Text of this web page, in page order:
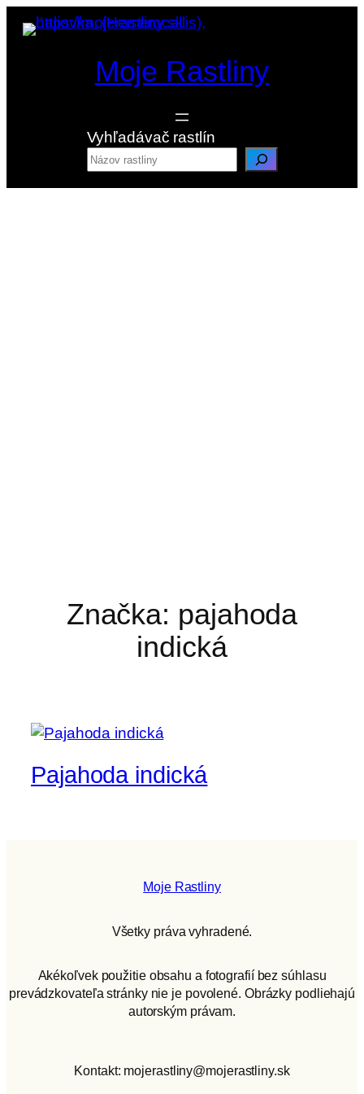
Prejsť
na
Moje Rastliny
Vyhľadávač rastlín
Značka: pajahoda
indická
Pajahoda indická
Moje Rastliny
Všetky práva vyhradené.
Akékoľvek použitie obsahu a fotografií bez súhlasu
prevádzkovateľa stránky nie je povolené. Obrázky podliehajú
autorským právam.
Kontakt: mojerastliny@mojerastliny.sk